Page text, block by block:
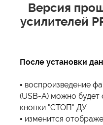
Версия
усилителей
После установки
• воспроизведение
(USB-A) можно
кнопки "СТОП" ДУ
• изменится